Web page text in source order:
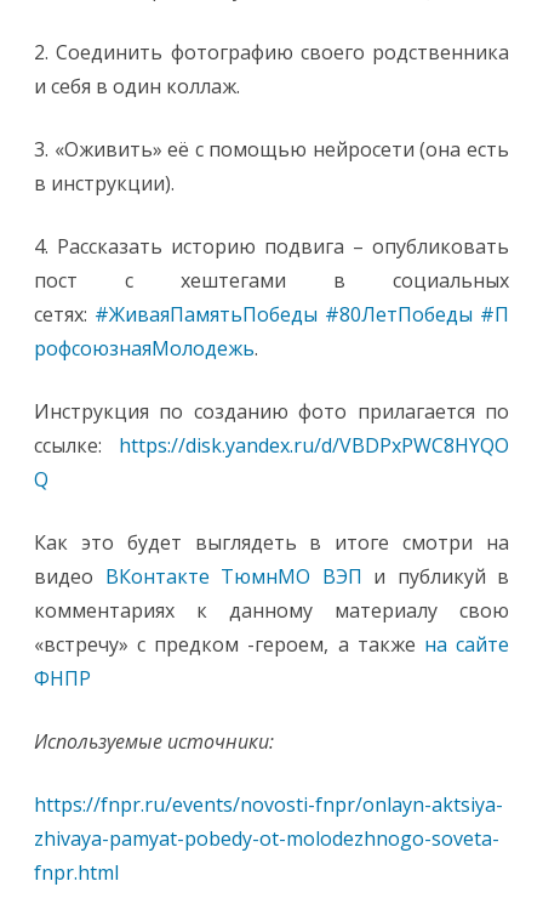
2. Соединить фотографию своего родственника
и себя в один коллаж.
3. «Оживить» её с помощью нейросети (она есть
в инструкции).
4. Рассказать историю подвига – опубликовать
пост с хештегами в социальных
сетях: #ЖиваяПамятьПобеды #80ЛетПобеды #П
рофсоюзнаяМолодежь.
Инструкция по созданию фото прилагается по
ссылке: https://disk.yandex.ru/d/VBDPxPWC8HYQO
Q
Как это будет выглядеть в итоге смотри на
видео ВКонтакте ТюмнМО ВЭП и публикуй в
комментариях к данному материалу свою
«встречу» с предком -героем, а также на сайте
ФНПР
Используемые источники:
https://fnpr.ru/events/novosti-fnpr/onlayn-aktsiya-
zhivaya-pamyat-pobedy-ot-molodezhnogo-soveta-
fnpr.html